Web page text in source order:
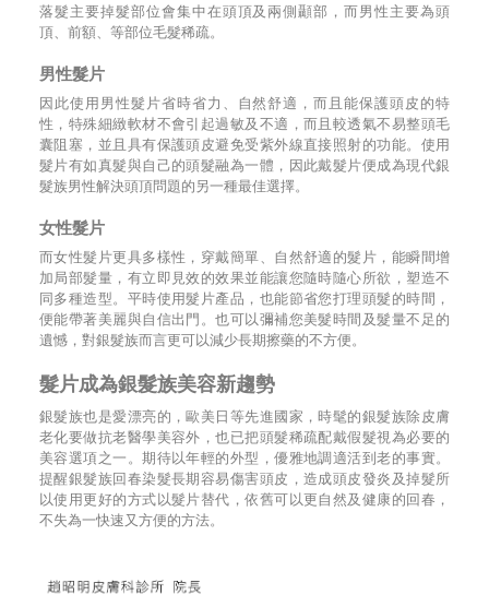
落髮主要掉髮部位會集中在頭頂及兩側顳部，而男性主要為頭
頂、前額、等部位毛髮稀疏。
男性髮片
因此使用男性髮片省時省力、自然舒適，而且能保護頭皮的特
性，特殊細緻軟材不會引起過敏及不適，而且較透氣不易整頭毛
囊阻塞，並且具有保護頭皮避免受紫外線直接照射的功能。使用
髮片有如真髮與自己的頭髮融為一體，因此戴髮片便成為現代銀
髮族男性解決頭頂問題的另一種最佳選擇。
女性髮片
而女性髮片更具多樣性，穿戴簡單、自然舒適的髮片，能瞬間增
加局部髮量，有立即見效的效果並能讓您隨時隨心所欲，塑造不
同多種造型。平時使用髮片產品，也能節省您打理頭髮的時間，
便能帶著美麗與自信出門。也可以彌補您美髮時間及髮量不足的
遺憾，對銀髮族而言更可以減少長期擦藥的不方便。
髮片成為銀髮族美容新趨勢
銀髮族也是愛漂亮的，歐美日等先進國家，時髦的銀髮族除皮膚
老化要做抗老醫學美容外，也已把頭髮稀疏配戴假髮視為必要的
美容選項之一。期待以年輕的外型，優雅地調適活到老的事實。
提醒銀髮族回春染髮長期容易傷害頭皮，造成頭皮發炎及掉髮所
以使用更好的方式以髮片替代，依舊可以更自然及健康的回春，
不失為一快速又方便的方法。